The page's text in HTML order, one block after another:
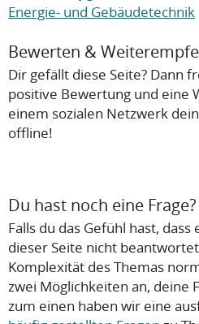
Energie- und Gebäudetechnik
Bewerten &
Dir gefällt diese Seite? Dann
positive Bewertung und eine
einem sozialen Netzwerk
offline!
Du hast noch eine Frage?
Falls du das Gefühl hast,
dieser Seite nicht
Komplexität des Themas
zwei Möglichkeiten an, deine
zum einen haben wir eine